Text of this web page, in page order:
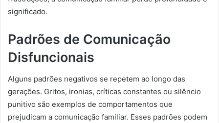
significado.
Padrões de Comunicação
Disfuncionais
Alguns padrões negativos se repetem ao longo das
gerações. Gritos, ironias, críticas constantes ou silêncio
punitivo são exemplos de comportamentos que
prejudicam a comunicação familiar. Esses padrões podem